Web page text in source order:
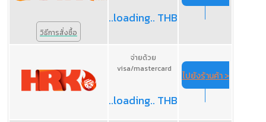
วิธีการสั่งซื้อ
..loading.. THB
จ่ายด้วย
visa/mastercard
..loading.. THB
ไปยังร้านค้า >